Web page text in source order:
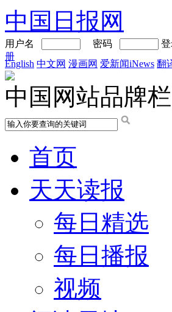
中国日报网
用户名 密码
册
English 中文网 漫画网 爱新闻iNews 翻
中国网站品牌
首页
天天读报
每日精选
每日播报
视频